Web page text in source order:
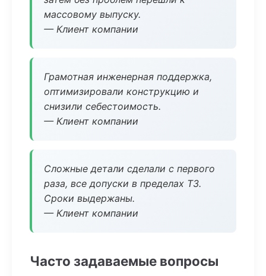
массовому выпуску.
— Клиент компании
Грамотная инженерная поддержка,
оптимизировали конструкцию и
снизили себестоимость.
— Клиент компании
Сложные детали сделали с первого
раза, все допуски в пределах ТЗ.
Сроки выдержаны.
— Клиент компании
Часто задаваемые вопросы